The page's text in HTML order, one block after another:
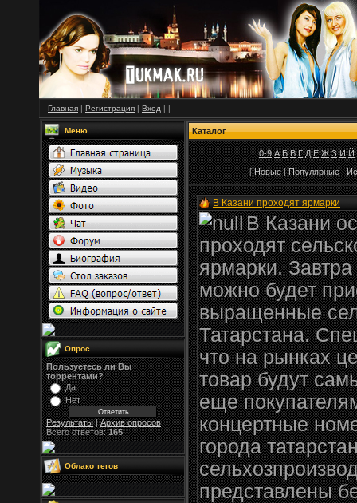
Главная | Регистрация | Вход | |
Меню
Опрос
Пользуетесь ли Вы
торрентами?
Да
Нет
Результаты|Архив опросов
Всего ответов:165
Облако тегов
Каталог
0-9 А Б В Г Д Е Ж З И Й
[Новые|Популярные|
В Казани проходят ярмарки
В Казани
проходят
ярмарки.
можно будет
выращенные
Татарстана.
что на рынках
товар будут
еще
концертные
города
представлены